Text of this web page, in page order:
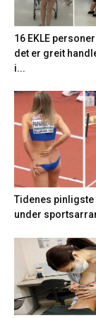
16 EKLE
det er greit
i...
Tidenes pinligste
under